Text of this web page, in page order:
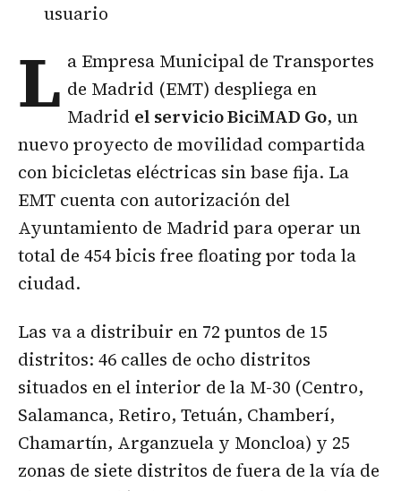
usuario
L a Empresa Municipal de Transportes
de Madrid (EMT) despliega en
Madrid el servicio BiciMAD Go, un
nuevo proyecto de movilidad compartida
con bicicletas eléctricas sin base fija. La
EMT cuenta con autorización del
Ayuntamiento de Madrid para operar un
total de 454 bicis free floating por toda la
ciudad.
Las va a distribuir en 72 puntos de 15
distritos: 46 calles de ocho distritos
situados en el interior de la M-30 (Centro,
Salamanca, Retiro, Tetuán, Chamberí,
Chamartín, Arganzuela y Moncloa) y 25
zonas de siete distritos de fuera de la vía de